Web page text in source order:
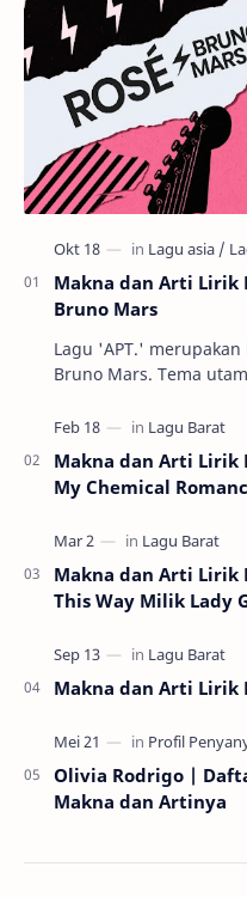
Makna dan Arti Lirik
Bruno Mars
Lagu 'APT.' merupakan
Bruno Mars. Tema
Makna dan Arti Lirik
My Chemical
Makna dan Arti Lirik
This Way Milik Lady
Makna dan Arti Lirik
Olivia Rodrigo |
Makna dan Artinya